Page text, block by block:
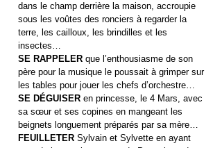
dans le champ derrière la maison, accroupie
sous les voûtes des ronciers à regarder la
terre, les cailloux, les brindilles et les
insectes…
SE RAPPELER que l’enthousiasme de son
père pour la musique le poussait à grimper sur
les tables pour jouer les chefs d’orchestre…
SE DÉGUISER en princesse, le 4 Mars, avec
sa sœur et ses copines en mangeant les
beignets longuement préparés par sa mère…
FEUILLETER Sylvain et Sylvette en ayant